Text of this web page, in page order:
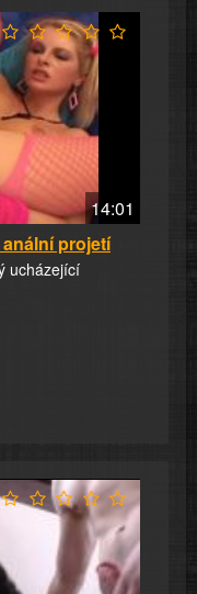
14:01
projetí
ucházející